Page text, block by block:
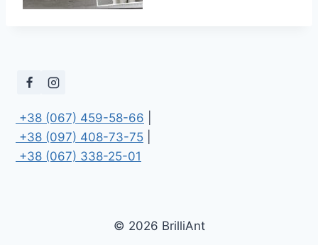
+38 (067) 459-58-66
+38 (097) 408-73-75
+38 (067) 338-25-01
© 2026 BrilliAnt